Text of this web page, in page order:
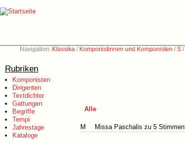
Navigation: Klassika / Komponistinnen und Komponisten /S /
Rubriken
Komponisten
Dirigenten
Textdichter
Gattungen
Begriffe
Tempi
Jahrestage
Kataloge
Alle
M Missa Paschalis zu 5 Stimmen